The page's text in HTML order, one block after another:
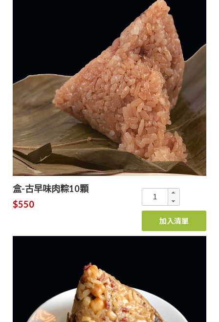
盒-古早味肉粽10顆
$550
加入清單